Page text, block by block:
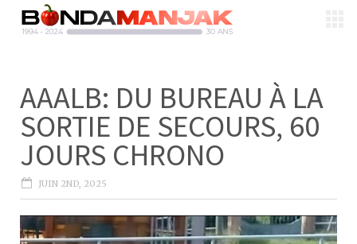
AAALB: DU BUREAU À LA
SORTIE DE SECOURS, 60
JOURS CHRONO
JUIN 2ND, 2025